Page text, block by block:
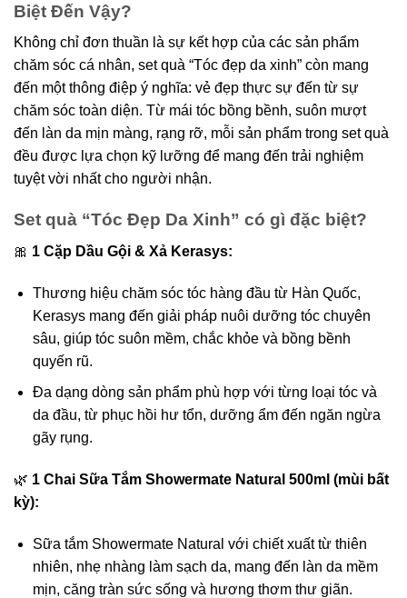
Biệt Đến Vậy?
Không chỉ đơn thuần là sự kết hợp của các sản phẩm
chăm sóc cá nhân, set quà “Tóc đẹp da xinh” còn mang
đến một thông điệp ý nghĩa: vẻ đẹp thực sự đến từ sự
chăm sóc toàn diện. Từ mái tóc bồng bềnh, suôn mượt
đến làn da mịn màng, rạng rỡ, mỗi sản phẩm trong set quà
đều được lựa chọn kỹ lưỡng để mang đến trải nghiệm
tuyệt vời nhất cho người nhận.
Set quà “Tóc Đẹp Da Xinh” có gì đặc biệt?
🎀 1 Cặp Dầu Gội & Xả Kerasys:
Thương hiệu chăm sóc tóc hàng đầu từ Hàn Quốc,
Kerasys mang đến giải pháp nuôi dưỡng tóc chuyên
sâu, giúp tóc suôn mềm, chắc khỏe và bồng bềnh
quyến rũ.
Đa dạng dòng sản phẩm phù hợp với từng loại tóc và
da đầu, từ phục hồi hư tổn, dưỡng ẩm đến ngăn ngừa
gãy rụng.
🌿 1 Chai Sữa Tắm Showermate Natural 500ml (mùi bất
kỳ):
Sữa tắm Showermate Natural với chiết xuất từ thiên
nhiên, nhẹ nhàng làm sạch da, mang đến làn da mềm
mịn, căng tràn sức sống và hương thơm thư giãn.